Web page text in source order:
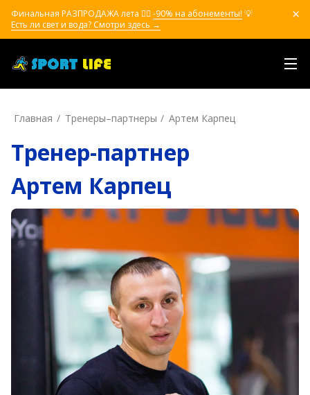
Финальная РАЗПРОДАЖА лета ❤️‍🔥 -90% на абонементы! 💡
Есть ли свет и вода? Смотри здесь →
Главная Тренеры–пapтнepы Артем Карпец
Тренер-партнер
Артем Карпец